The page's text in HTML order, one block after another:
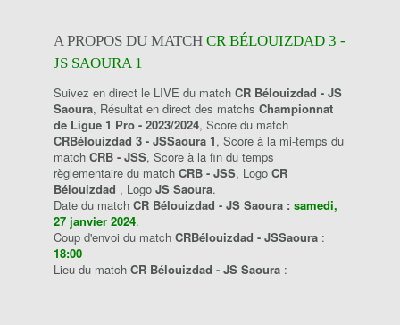
A PROPOS DU MATCH CR BÉLOUIZDAD 3 -
JS SAOURA 1
Suivez en direct le LIVE du match CR Bélouizdad - JS
Saoura, Résultat en direct des matchs Championnat
de Ligue 1 Pro - 2023/2024, Score du match
CRBélouizdad 3 - JSSaoura 1, Score à la mi-temps du
match CRB - JSS, Score à la fin du temps
règlementaire du match CRB - JSS, Logo CR
Bélouizdad , Logo JS Saoura.
Date du match CR Bélouizdad - JS Saoura : samedi,
27 janvier 2024.
Coup d'envoi du match CRBélouizdad - JSSaoura :
18:00
Lieu du match CR Bélouizdad - JS Saoura :